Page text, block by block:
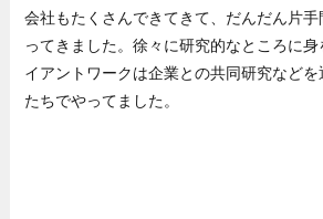
会社もたくさんできてきて、だんだん片
ってきました。徐々に研究的なところに
イアントワークは企業との共同研究など
たちでやってました。